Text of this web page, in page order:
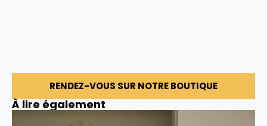
RENDEZ-VOUS SUR NOTRE BOUTIQUE
À lire également